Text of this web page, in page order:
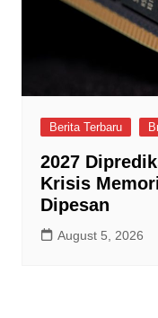
Berita Terbaru
2027
Krisis
Dipesan
August 5, 2026